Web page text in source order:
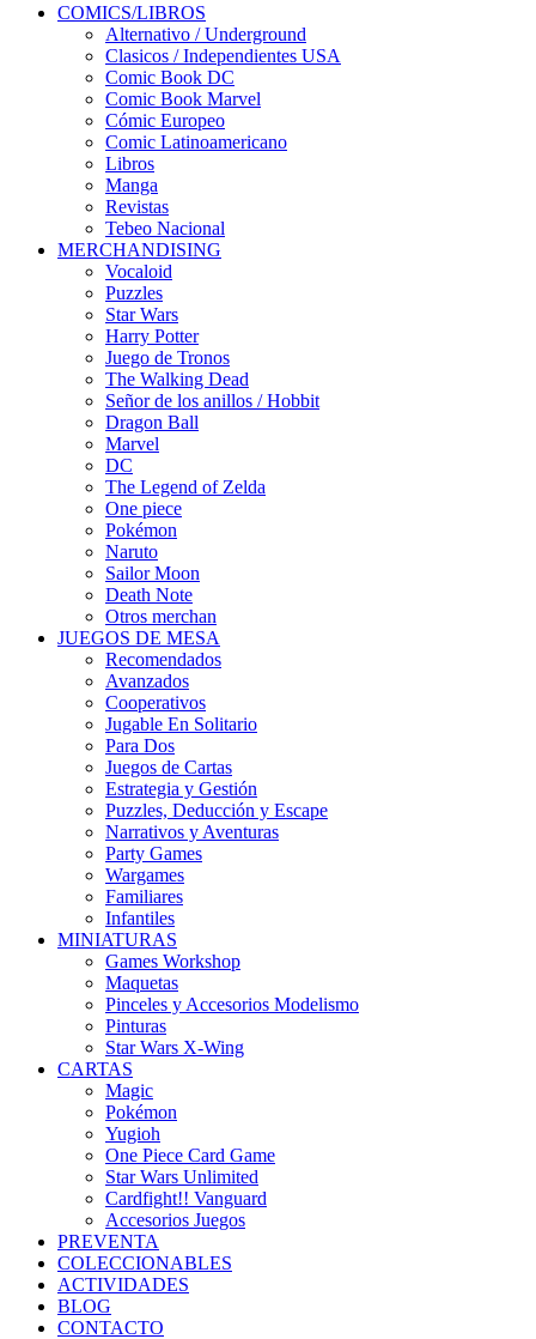
COMICS/LIBROS
Alternativo / Underground
Clasicos / Independientes USA
Comic Book DC
Comic Book Marvel
Cómic Europeo
Comic Latinoamericano
Libros
Manga
Revistas
Tebeo Nacional
MERCHANDISING
Vocaloid
Puzzles
Star Wars
Harry Potter
Juego de Tronos
The Walking Dead
Señor de los anillos / Hobbit
Dragon Ball
Marvel
DC
The Legend of Zelda
One piece
Pokémon
Naruto
Sailor Moon
Death Note
Otros merchan
JUEGOS DE MESA
Recomendados
Avanzados
Cooperativos
Jugable En Solitario
Para Dos
Juegos de Cartas
Estrategia y Gestión
Puzzles, Deducción y Escape
Narrativos y Aventuras
Party Games
Wargames
Familiares
Infantiles
MINIATURAS
Games Workshop
Maquetas
Pinceles y Accesorios Modelismo
Pinturas
Star Wars X-Wing
CARTAS
Magic
Pokémon
Yugioh
One Piece Card Game
Star Wars Unlimited
Cardfight!! Vanguard
Accesorios Juegos
PREVENTA
COLECCIONABLES
ACTIVIDADES
BLOG
CONTACTO